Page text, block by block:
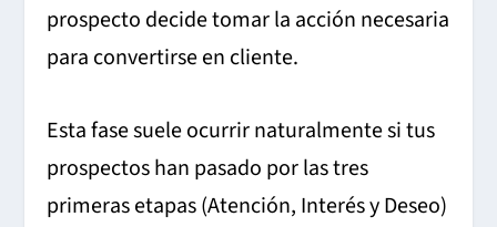
prospecto decide tomar la acción necesaria
para convertirse en cliente.
Esta fase suele ocurrir naturalmente si tus
prospectos han pasado por las tres
primeras etapas (Atención, Interés y Deseo)